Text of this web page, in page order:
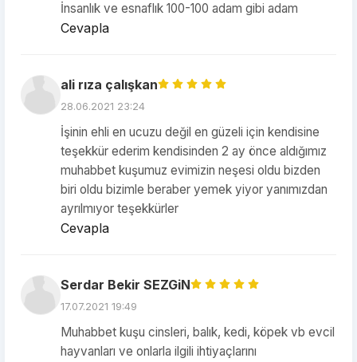
İnsanlık ve esnaflık 100-100 adam gibi adam
Cevapla
ali rıza çalışkan
28.06.2021 23:24
İşinin ehli en ucuzu değil en güzeli için kendisine
teşekkür ederim kendisinden 2 ay önce aldığımız
muhabbet kuşumuz evimizin neşesi oldu bizden
biri oldu bizimle beraber yemek yiyor yanımızdan
ayrılmıyor teşekkürler
Cevapla
Serdar Bekir SEZGiN
17.07.2021 19:49
Muhabbet kuşu cinsleri, balık, kedi, köpek vb evcil
hayvanları ve onlarla ilgili ihtiyaçlarını